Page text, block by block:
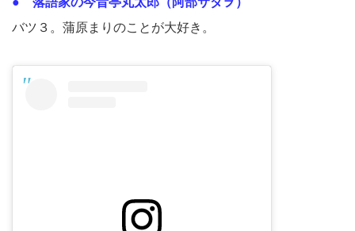
バツ３。蒲原まりのことが大好き。